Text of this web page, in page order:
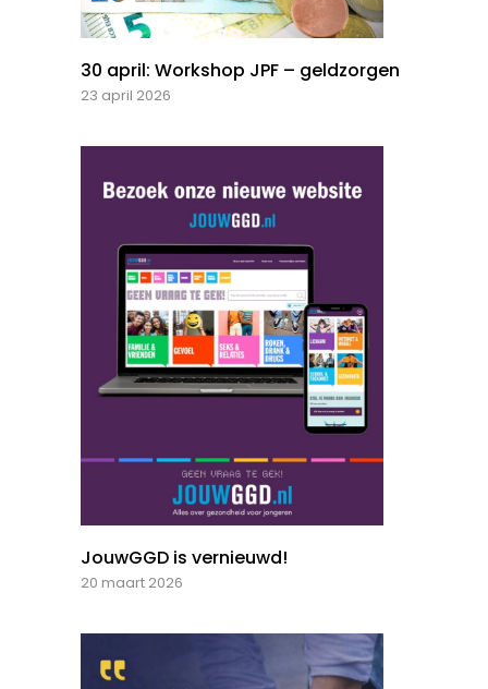
30 april: Workshop JPF – geldzorgen
23 april 2026
JouwGGD is vernieuwd!
20 maart 2026